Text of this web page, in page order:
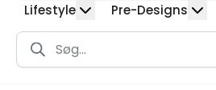
Lifestyle
Pre-Designs
Products
search